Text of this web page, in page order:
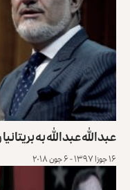
عبدالله عبدالله به
۱۶ جوزا ۱۳۹۷ - ۶ جون ۲۰۱۸